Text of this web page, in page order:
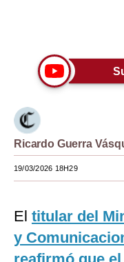
Lujo
Moda
Estilos
EEUU
México
Ricardo Guerra
19/03/2026 18H29
El titular del
y